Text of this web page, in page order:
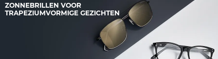
ZONNEBRILLEN VOOR
TRAPEZIUMVORMIGE GEZICHTEN